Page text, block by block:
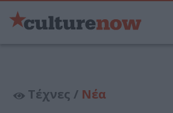
Τέχνες / Νέα